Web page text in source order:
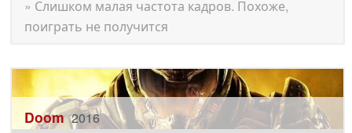
» Слишком малая частота кадров. Похоже,
поиграть не получится
Doom 2016